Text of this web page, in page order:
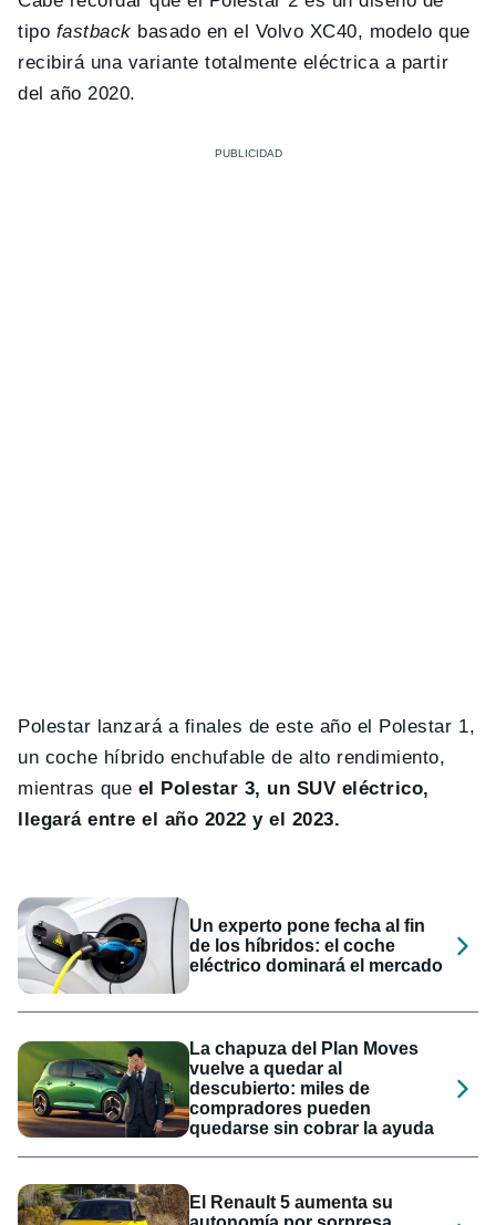
tipo fastback basado en el Volvo XC40, modelo que
recibirá una variante totalmente eléctrica a partir
del año 2020.
Polestar lanzará a finales de este año el Polestar 1,
un coche híbrido enchufable de alto rendimiento,
mientras que el Polestar 3, un SUV eléctrico,
llegará entre el año 2022 y el 2023.
Un experto pone fecha al fin
de los híbridos: el coche
eléctrico dominará el mercado
La chapuza del Plan Moves
vuelve a quedar al
descubierto: miles de
compradores pueden
quedarse sin cobrar la ayuda
El Renault 5 aumenta su